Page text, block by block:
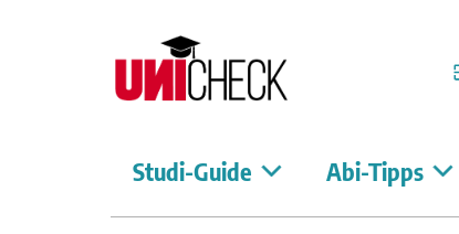
Studi-Guide Abi-Tipps